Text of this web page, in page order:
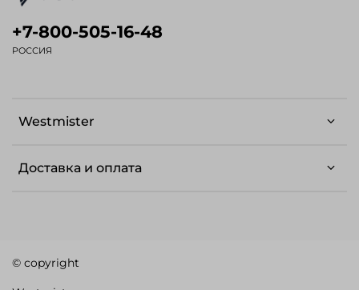
Westmister
Доставка и оплата
+7-800-505-16-48
РОССИЯ
© copyright